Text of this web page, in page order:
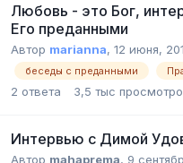
Любовь - это Бог,
Его преданными
Автор marianna, 12 июня,
беседы с преданными
2 ответа 3,5 тыс
Интервью с Димой
Автор mahaprema, 9